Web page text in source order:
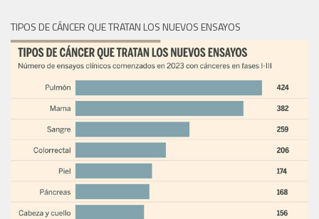
TIPOS DE CÁNCER QUE TRATAN LOS NUEVOS ENSAYOS